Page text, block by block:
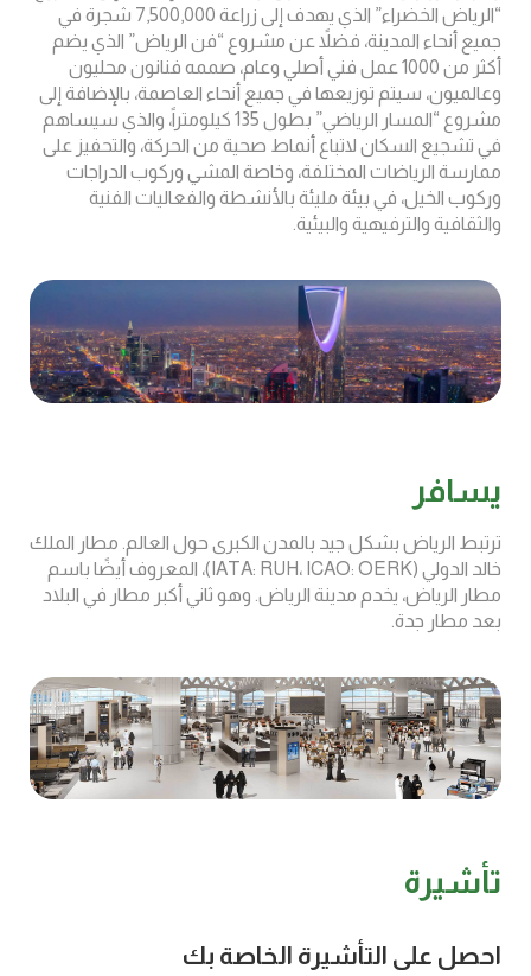
“الرياض الخضراء” الذي يهدف إلى زراعة 7,500,000 شجرة في
جميع أنحاء المدينة، فضلاً عن مشروع “فن الرياض” الذي يضم
أكثر من 1000 عمل فني أصلي وعام، صممه فنانون محليون
وعالميون، سيتم توزيعها في جميع أنحاء العاصمة، بالإضافة إلى
مشروع “المسار الرياضي” بطول 135 كيلومتراً، والذي سيساهم
في تشجيع السكان لاتباع أنماط صحية من الحركة، والتحفيز على
ممارسة الرياضات المختلفة، وخاصة المشي وركوب الدراجات
وركوب الخيل، في بيئة مليئة بالأنشطة والفعاليات الفنية
والثقافية والترفيهية والبيئية.
يسافر
ترتبط الرياض بشكل جيد بالمدن الكبرى حول العالم. مطار الملك
خالد الدولي (IATA: RUH، ICAO: OERK)، المعروف أيضًا باسم
مطار الرياض، يخدم مدينة الرياض. وهو ثاني أكبر مطار في البلاد
بعد مطار جدة.
تأشيرة
احصل على التأشيرة الخاصة بك